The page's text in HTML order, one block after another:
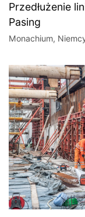
Przedłużenie
Pasing
Monachium,